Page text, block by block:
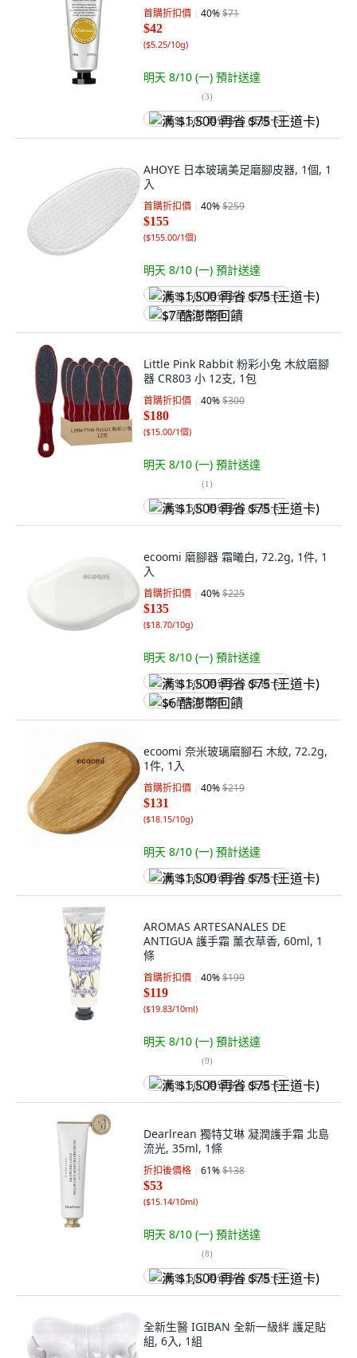
首購折扣價 40%$71
$42
($5.25/10g)
明天 8/10 (一) 預計送達
(3)
满 $1,500 再省 $75 (王道卡)
AHOYE 日本玻璃美足磨腳皮器, 1個, 1
入
首購折扣價 40%$259
$155
($155.00/1個)
明天 8/10 (一) 預計送達
满 $1,500 再省 $75 (王道卡)
$7 酷澎幣回饋
Little Pink Rabbit 粉彩小兔 木紋磨腳
器 CR803 小 12支, 1包
首購折扣價 40%$300
$180
($15.00/1個)
明天 8/10 (一) 預計送達
(1)
满 $1,500 再省 $75 (王道卡)
ecoomi 磨腳器 霜曦白, 72.2g, 1件, 1
入
首購折扣價 40%$225
$135
($18.70/10g)
明天 8/10 (一) 預計送達
满 $1,500 再省 $75 (王道卡)
$6 酷澎幣回饋
ecoomi 奈米玻璃磨腳石 木紋, 72.2g,
1件, 1入
首購折扣價 40%$219
$131
($18.15/10g)
明天 8/10 (一) 預計送達
满 $1,500 再省 $75 (王道卡)
AROMAS ARTESANALES DE
ANTIGUA 護手霜 薰衣草香, 60ml, 1
條
首購折扣價 40%$199
$119
($19.83/10ml)
明天 8/10 (一) 預計送達
(9)
满 $1,500 再省 $75 (王道卡)
Dearlrean 獨特艾琳 凝潤護手霜 北島
流光, 35ml, 1條
折扣後價格 61%$138
$53
($15.14/10ml)
明天 8/10 (一) 預計送達
(8)
满 $1,500 再省 $75 (王道卡)
全新生醫 IGIBAN 全新一級絆 護足貼
組, 6入, 1組